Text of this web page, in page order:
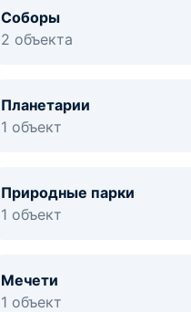
Соборы
2 объекта
Планетарии
1 объект
Природные парки
1 объект
Мечети
1 объект